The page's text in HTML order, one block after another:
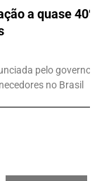
a quase
pelo
no Brasil